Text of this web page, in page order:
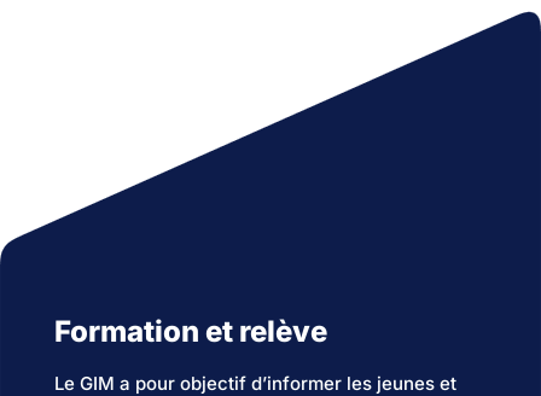
Formation et relève
Le GIM a pour objectif d’informer les jeunes et